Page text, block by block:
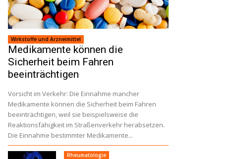
Wirkstoffe und Arzneimittel
Medikamente können die
Sicherheit beim Fahren
beeinträchtigen
Vorsicht im Verkehr: Die Einnahme mancher
Medikamente können die Sicherheit beim Fahren
beeinträchtigen, weil sie beispielsweise die
Reaktionsfähigkeit im Straßenverkehr herabsetzen.
Die Einnahme bestimmter Medikamente...
Rheumatologie